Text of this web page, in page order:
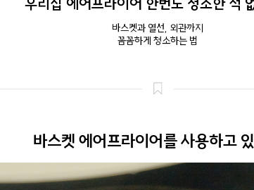
바스켓과 열선, 외관까지
꼼꼼하게 청소하는 법
바스켓 에어프라이어를 사용하고